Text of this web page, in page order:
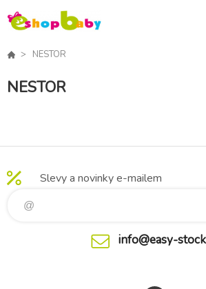
NESTOR
NESTOR
Slevy a novinky e-mailem
info@easy-